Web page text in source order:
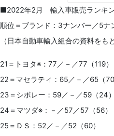
■2022年2月 輸入車販売ランキ
順位＝ブランド：3ナンバー／5ナ
（日本自動車輸入組合の資料を
21＝トヨタ※：77／－／77（119）
22＝マセラティ：65／－／65（70
23＝シボレー：59／－／59（24）
24＝マツダ※：－／57／57（56）
25＝ＤＳ：52／－／52（60）